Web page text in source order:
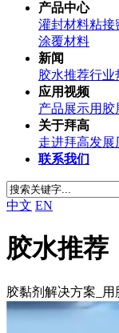
产品中心
灌封材料粘接
涂覆材料
新闻
胶水推荐行业
应用视频
产品展示用胶
关于拜高
走进拜高发展
联系我们
中文 EN
胶水推荐
胶黏剂解决方案_用